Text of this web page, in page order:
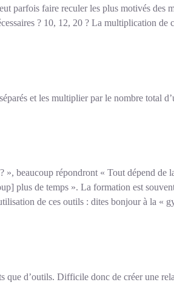
parfois faire reculer les plus motivés des
? 10, 12, 20 ? La multiplication de
et les multiplier par le nombre total
beaucoup répondront « Tout dépend
plus de temps ». La formation est
de ces outils : dites bonjour à la «
d’outils. Difficile donc de créer une